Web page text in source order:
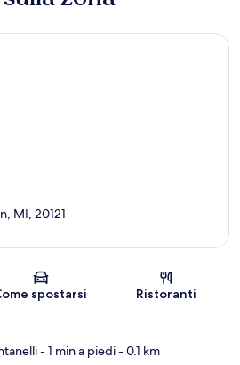
Mappa
MI, 20121
spostarsi Ristoranti
- 1 min a piedi- 0.1 km